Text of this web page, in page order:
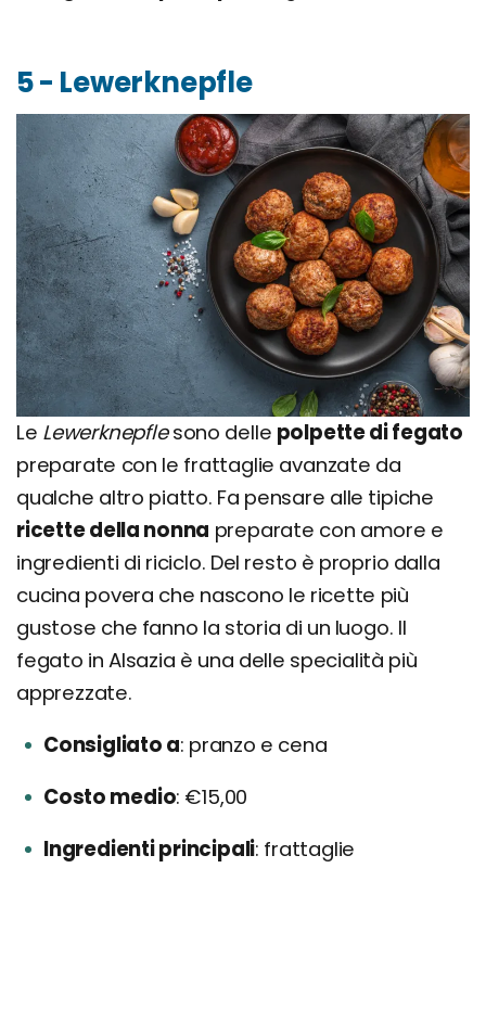
5 - Lewerknepfle
Le Lewerknepflesono delle polpette di fegato
preparate con le frattaglie avanzate da
qualche altro piatto. Fa pensare alle tipiche
ricette della nonna preparate con amore e
ingredienti di riciclo. Del resto è proprio dalla
cucina povera che nascono le ricette più
gustose che fanno la storia di un luogo. Il
fegato in Alsazia è una delle specialità più
apprezzate.
Consigliato a pranzo e cena
Costo medio €15,00
Ingredienti principali frattaglie